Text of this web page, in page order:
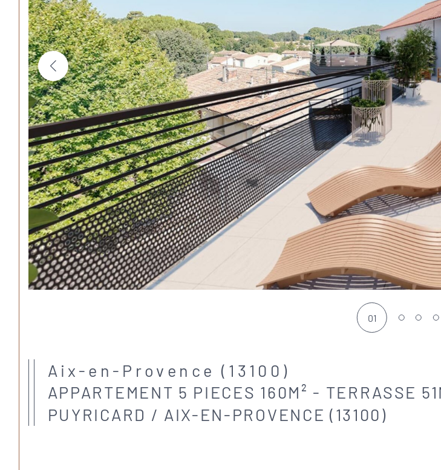
01
Aix-en-Provence (13100)
APPARTEMENT 5 PIECES 160M² - TERRASSE
PUYRICARD / AIX-EN-PROVENCE (13100)